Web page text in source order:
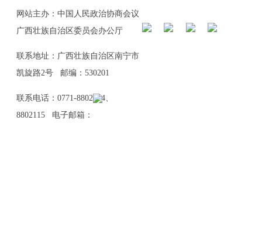
网站主办：中国人民政治协商会议
广西壮族自治区委员会办公厅
联系地址：广西壮族自治区南宁市
凯旋路2号 邮编：530201
联系电话：0771-8802114、
8802115 电子邮箱：